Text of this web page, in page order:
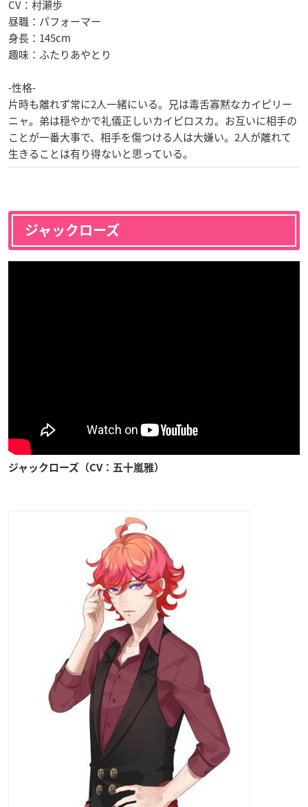
CV：村瀬歩
昼職：パフォーマー
身長：145cm
趣味：ふたりあやとり
-性格-
片時も離れず常に2人一緒にいる。兄は毒舌寡黙なカイピリー
ニャ。弟は穏やかで礼儀正しいカイピロスカ。お互いに相手の
ことが一番大事で、相手を傷つける人は大嫌い。2人が離れて
生きることは有り得ないと思っている。
ジャックローズ
ジャックローズ（CV：五十嵐雅）